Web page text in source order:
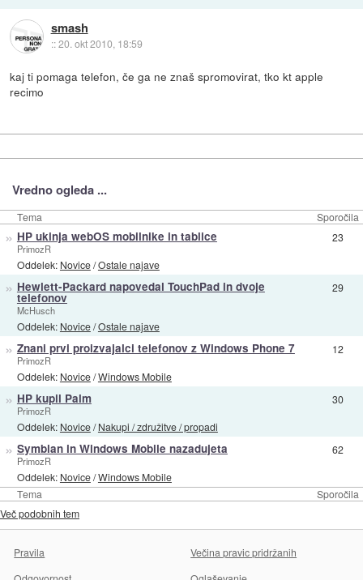
smash
::20. okt 2010, 18:59
kaj ti pomaga telefon, če ga ne znaš spromovirat, tko kt apple
recimo
Vredno ogleda ...
Tema Sporočila
Tema Sporočila
» HP ukinja webOS mobilnike in tablice
PrimozR
Oddelek: Novice/Ostale najave
23
» Hewlett-Packard napovedal TouchPad in dvoje
telefonov
McHusch
Oddelek: Novice/Ostale najave
29
» Znani prvi proizvajalci telefonov z Windows Phone 7
PrimozR
Oddelek: Novice/Windows Mobile
12
» HP kupil Palm
PrimozR
Oddelek: Novice/Nakupi / združitve / propadi
30
» Symbian in Windows Mobile nazadujeta
PrimozR
Oddelek: Novice/Windows Mobile
62
Več podobnih tem
Pravila
Večina pravic pridržanih